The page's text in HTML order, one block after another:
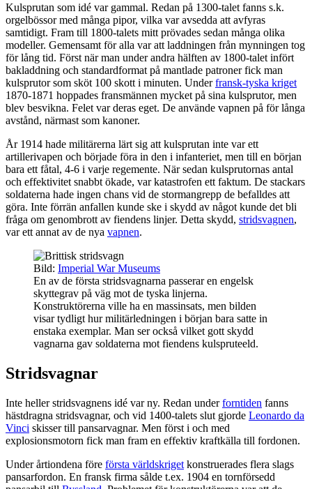
Kulsprutan som idé var gammal. Redan på 1300-talet fanns s.k.
orgelbössor med många pipor, vilka var avsedda att avfyras
samtidigt. Fram till 1800-talets mitt prövades sedan många olika
modeller. Gemensamt för alla var att laddningen från mynningen tog
för lång tid. Först när man under andra hälften av 1800-talet infört
bakladdning och standardformat på mantlade patroner fick man
kulsprutor som sköt 100 skott i minuten. Underfransk-tyska kriget
1870-1871 hoppades fransmännen mycket på sina kulsprutor, men
blev besvikna. Felet var deras eget. De använde vapnen på för långa
avstånd, närmast som kanoner.
År 1914 hade militärerna lärt sig att kulsprutan inte var ett
artillerivapen och började föra in den i infanteriet, men till en början
bara ett fåtal, 4-6 i varje regemente. När sedan kulsprutornas antal
och effektivitet snabbt ökade, var katastrofen ett faktum. De stackars
soldaterna hade ingen chans vid de stormangrepp de befalldes att
göra. Inte förrän anfallen kunde ske i skydd av något kunde det bli
fråga om genombrott av fiendens linjer. Detta skydd, stridsvagnen,
var ett annat av de nya vapnen.
Bild: Imperial War Museums
En av de första stridsvagnarna passerar en engelsk
skyttegrav på väg mot de tyska linjerna.
Konstruktörerna ville ha en massinsats, men bilden
visar tydligt hur militärledningen i början bara satte in
enstaka exemplar. Man ser också vilket gott skydd
vagnarna gav soldaterna mot fiendens kulspruteeld.
Stridsvagnar
Inte heller stridsvagnens idé var ny. Redan underforntiden fanns
hästdragna stridsvagnar, och vid 1400-talets slut gjorde Leonardo da
Vinci skisser till pansarvagnar. Men först i och med
explosionsmotorn fick man fram en effektiv kraftkälla till fordonen.
Under årtiondena före första världskriget konstruerades flera slags
pansarfordon. En fransk firma sålde t.ex. 1904 en tornförsedd